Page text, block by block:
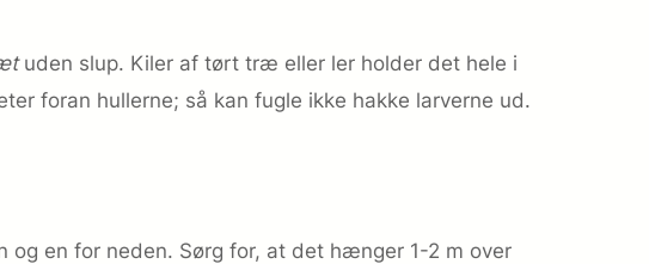
uden slup. Kiler af tørt træ eller ler holder det hele i
foran hullerne; så kan fugle ikke hakke larverne ud.
en for neden. Sørg for, at det hænger 1-2 m over